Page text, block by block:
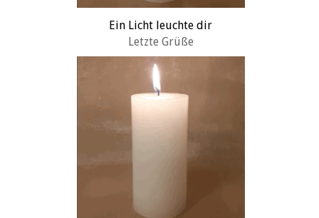
Ein Licht leuchte dir
Letzte Grüße